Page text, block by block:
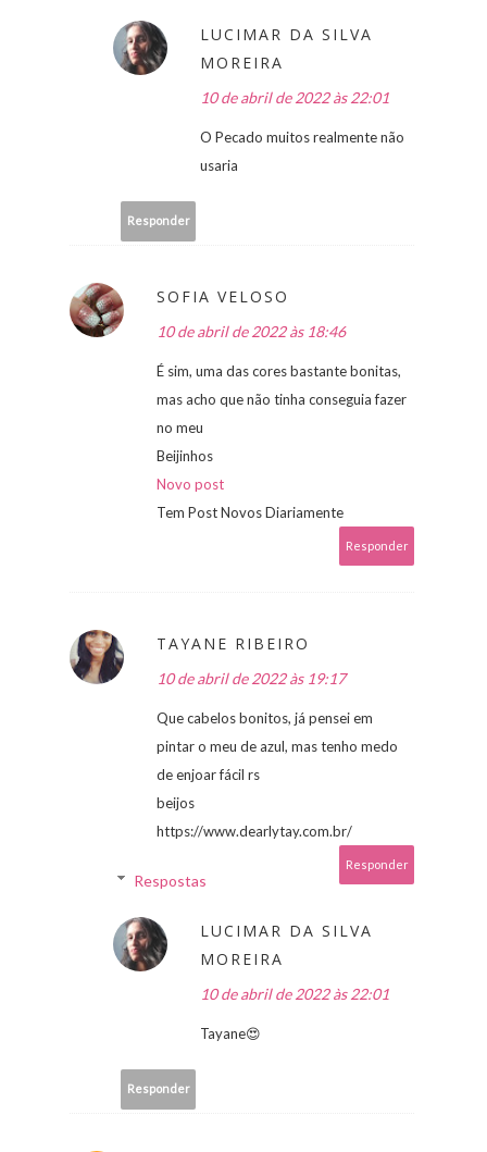
LUCIMAR DA SILVA
MOREIRA
10 de abril de 2022 às 22:01
O Pecado muitos realmente não
usaria
Responder
SOFIA VELOSO
10 de abril de 2022 às 18:46
É sim, uma das cores bastante bonitas,
mas acho que não tinha conseguia fazer
no meu
Beijinhos
Novo post
Tem Post Novos Diariamente
Responder
TAYANE RIBEIRO
10 de abril de 2022 às 19:17
Que cabelos bonitos, já pensei em
pintar o meu de azul, mas tenho medo
de enjoar fácil rs
beijos
https://www.dearlytay.com.br/
Responder
Respostas
LUCIMAR DA SILVA
MOREIRA
10 de abril de 2022 às 22:01
Tayane😍
Responder